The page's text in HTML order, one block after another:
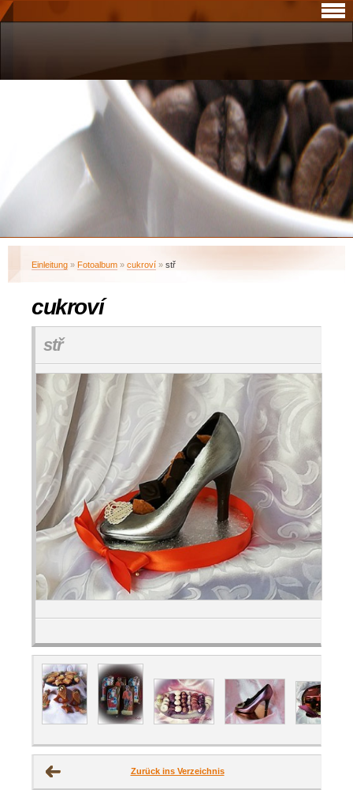
Einleitung » Fotoalbum » cukroví » stř
cukroví
stř
Zurück ins Verzeichnis